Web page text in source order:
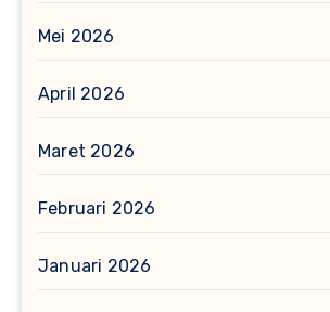
Mei 2026
April 2026
Maret 2026
Februari 2026
Januari 2026